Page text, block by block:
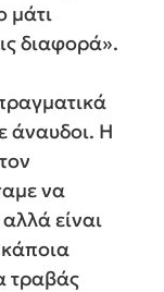
μάτι
διαφορά».
άναυδοι. Η
να
είναι
τραβάς